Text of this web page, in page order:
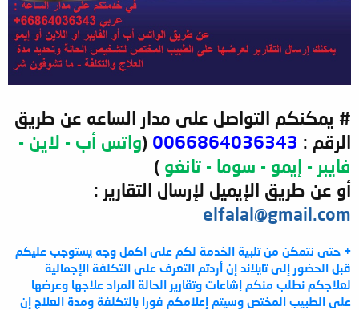
# يمكنكم التواصل على مدار الساعه عن طريق
الرقم : 0066864036343
(واتس أب - لاين -
فايبر - إيمو - سوما - تانغو )
أو عن طريق الإيميل لإرسال التقارير :
elfalal@gmail.com
+ حتى نتمكن من تلبية الخدمة لكم على اكمل وجه يستوجب عليكم
قبل الحضور إلى تايلاند إن أردتم التعرف على التكلفة الإجمالية
لعلاجكم نطلب منكم إشاعات وتقارير الحالة المراد علاجها وعرضها
على الطبيب المختص وسيتم إعلامكم فورا بالتكلفة ومدة العلاج إن